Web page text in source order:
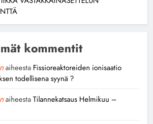
kommentit
aiheesta Fissioreaktoreiden ionisaatio
todellisena syynä ?
aiheestaTilannekatsaus Helmikuu –